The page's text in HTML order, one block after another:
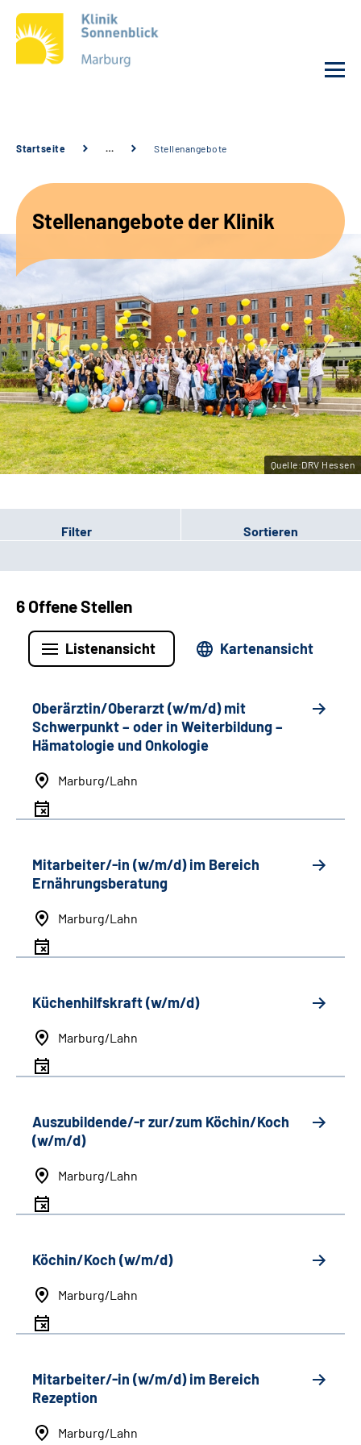
Service
Karriere
Sozialdienste & Zuweisende
Suche
Leichte Sprache
Gebärdensprache
Startseite … Stellenangebote
Stellenangebote der Klinik
Quelle:DRV Hessen
Filter Sortieren
6 Offene Stellen
Listenansicht Kartenansicht
Oberärztin/Oberarzt (w/m/d) mit
Schwerpunkt– oder in Weiterbildung–
Hämatologie und Onkologie
Marburg/Lahn
Mitarbeiter/-in (w/m/d) im Bereich
Ernährungsberatung
Marburg/Lahn
Küchenhilfskraft (w/m/d)
Marburg/Lahn
Auszubildende/-r zur/zum Köchin/Koch
(w/m/d)
Marburg/Lahn
Köchin/Koch (w/m/d)
Marburg/Lahn
Mitarbeiter/-in (w/m/d) im Bereich
Rezeption
Marburg/Lahn